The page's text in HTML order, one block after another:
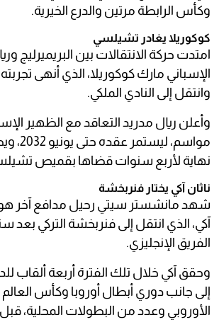
وكأس الرابطة مرتين والدرع الخيرية.
كوكوريلا يغادر تشيلسي
امتدت حركة الانتقالات بين البريميرليج
الإسباني مارك كوكوريلا، الذي أنهى
وانتقل إلى النادي الملكي.
وأعلن ريال مدريد التعاقد مع الظهير
مواسم،
نهاية لأربع سنوات قضاها بقميص
ناثان آكي يختار فنربخشة
شهد مانشستر سيتي رحيل مدافع آخر هو
آكي، الذي انتقل إلى فنربخشة التركي
الفريق الإنجليزي.
وحقق آكي خلال تلك الفترة أربعة ألقاب
إلى جانب دوري أبطال أوروبا وكأس العالم
الأوروبي وعدد من البطولات المحلية،